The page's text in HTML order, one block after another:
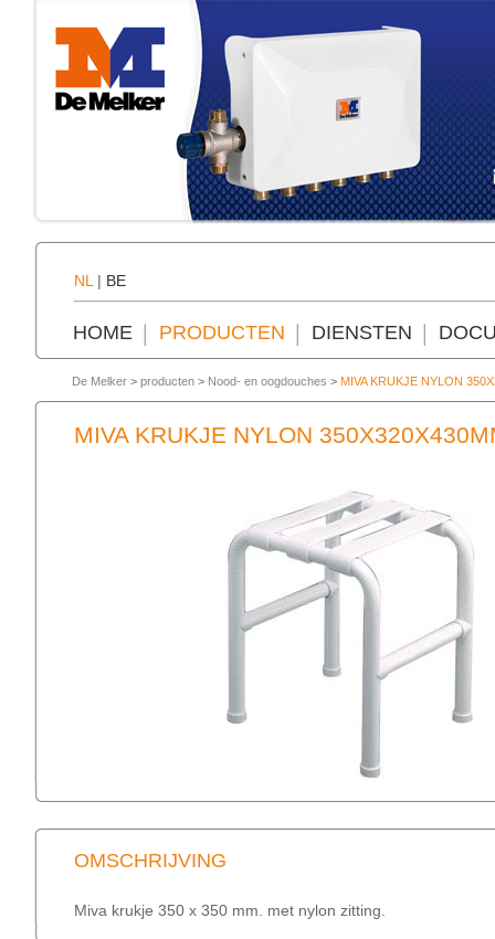
NL | BE
HOME PRODUCTEN DIENSTEN
De Melker > producten > Nood- en oogdouches > MIVA KRUKJE NYLON
MIVA KRUKJE NYLON
OMSCHRIJVING
Miva krukje 350 x 350 mm. met nylon zitting.